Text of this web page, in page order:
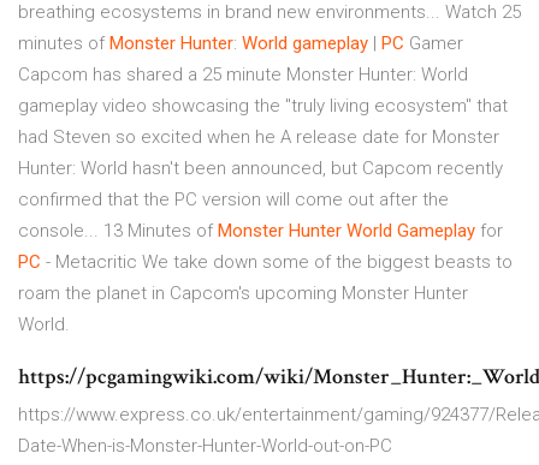
breathing ecosystems in brand new environments... Watch 25
minutes of Monster Hunter: World gameplay PC Gamer
Capcom has shared a 25 minute Monster Hunter: World
gameplay video showcasing the "truly living ecosystem" that
had Steven so excited when he A release date for Monster
Hunter: World hasn't been announced, but Capcom recently
confirmed that the PC version will come out after the
console... 13 Minutes of Monster Hunter World Gameplay for
PC - Metacritic We take down some of the biggest beasts to
roam the planet in Capcom's upcoming Monster Hunter
World.
https://pcgamingwiki.com/wiki/Monster_Hunter:_World
https://www.express.co.uk/entertainment/gaming/924377/
Date-When-is-Monster-Hunter-World-out-on-PC